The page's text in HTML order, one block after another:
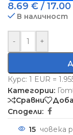
8.69 € / 17.00
В наличност
- +
Курс: 1 EUR =
Категории:
Сравни
Сподели:
15 човека